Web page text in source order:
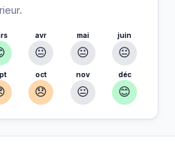
avr
😐
mai
😐
juin
😐
oct
😞
nov
😐
déc
😊